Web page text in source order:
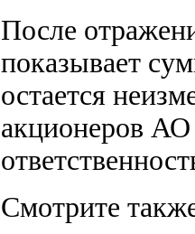
После
показывает
остается
акционеров АО
Смотрите